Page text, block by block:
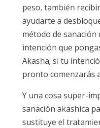
peso, también
ayudarte a
método de sanación
intención que
Akasha; si tu
pronto comenzarás
Y una cosa super-
sanación akashica
sustituye el